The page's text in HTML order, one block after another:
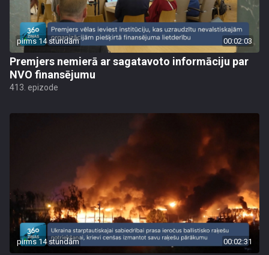
pirms 14 stundām 00:02:03
Premjers nemierā ar sagatavoto informāciju par
NVO finansējumu
413. epizode
pirms 14 stundām 00:02:31